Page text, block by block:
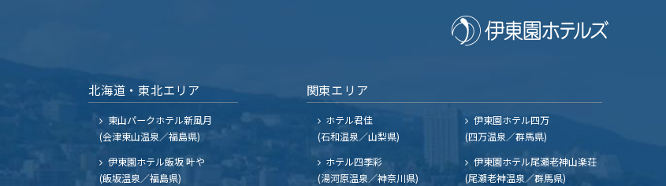
北海道・東北エリア
東山パークホテル新風月
(会津東山温泉／福島県)
伊東園ホテル飯坂 叶や
(飯坂温泉／福島県)
関東エリア
ホテル君佳
(石和温泉／山梨県)
ホテル四季彩
(湯河原温泉／神奈川県)
伊東園ホテル四万
(四万温泉／群馬県)
伊東園ホテル尾瀬老神山楽荘
(尾瀬老神温泉／群馬県)